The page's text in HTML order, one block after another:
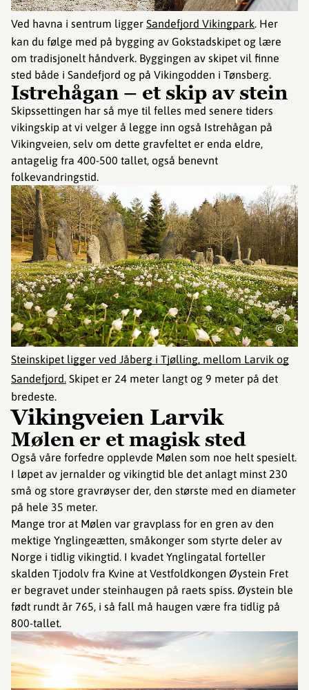
Ved havna i sentrum ligger Sandefjord Vikingpark. Her
kan du følge med på bygging av Gokstadskipet og lære
om tradisjonelt håndverk. Byggingen av skipet vil finne
sted både i Sandefjord og på Vikingodden i Tønsberg.
Istrehågan – et skip av stein
Skipssettingen har så mye til felles med senere tiders
vikingskip at vi velger å legge inn også Istrehågan på
Vikingveien, selv om dette gravfeltet er enda eldre,
antagelig fra 400-500 tallet, også benevnt
folkevandringstid.
©
Steinskipet ligger ved Jåberg i Tjølling, mellom Larvik og
Sandefjord. Skipet er 24 meter langt og 9 meter på det
bredeste.
Vikingveien Larvik
Mølen er et magisk sted
Også våre forfedre opplevde Mølen som noe helt spesielt.
I løpet av jernalder og vikingtid ble det anlagt minst 230
små og store gravrøyser der, den største med en diameter
på hele 35 meter.
Mange tror at Mølen var gravplass for en gren av den
mektige Ynglingeætten, småkonger som styrte deler av
Norge i tidlig vikingtid. I kvadet Ynglingatal forteller
skalden Tjodolv fra Kvine at Vestfoldkongen Øystein Fret
er begravet under steinhaugen på raets spiss. Øystein ble
født rundt år 765, i så fall må haugen være fra tidlig på
800-tallet.